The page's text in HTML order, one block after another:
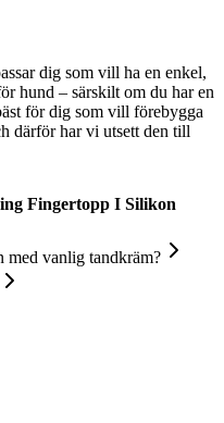
dig som vill ha en enkel,
hund – särskilt om du har en
för dig som vill förebygga
därför har vi utsett den till
Fingertopp I Silikon
med vanlig tandkräm?